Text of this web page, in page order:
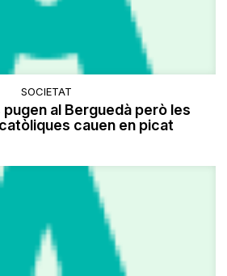
SOCIETAT
al Berguedà però les
cauen en picat